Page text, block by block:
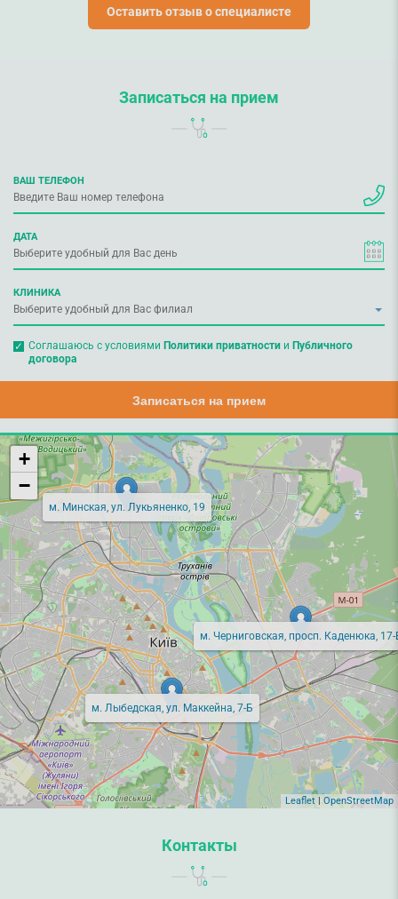
здоров’я. Бажаємо вам міцного здоров'я!
Оставить отзыв о специалисте
Записаться на прием
ВАШ ТЕЛЕФОН
ДАТА
КЛИНИКА
Соглашаюсь с условиями Политики приватностии Публичного
договора
Записаться на прием
м. Минская, ул. Лукьяненко, 19
м. Лыбедская, ул. Маккейна, 7-Б
м. Черниговская, просп. Каденюка, 17-
+
−
Leaflet OpenStreetMap
Контакты